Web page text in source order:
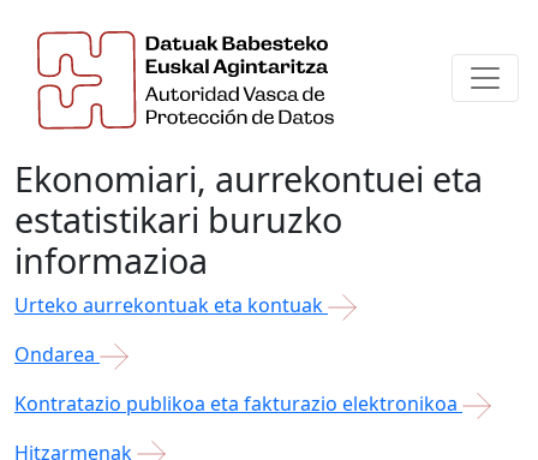
Ekonomiari, aurrekontuei eta
estatistikari buruzko
informazioa
Urteko aurrekontuak eta kontuak
Ondarea
Kontratazio publikoa eta fakturazio elektronikoa
Hitzarmenak